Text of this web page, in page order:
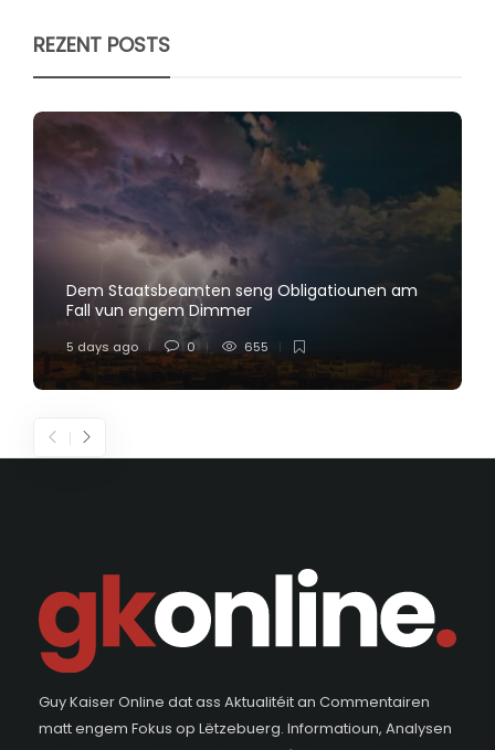
REZENT POSTS
Dem Staatsbeamten seng Obligatiounen am
Fall vun engem Dimmer
5 days ago 0 655
Guy Kaiser Online dat ass Aktualitéit an Commentairen
matt engem Fokus op Lëtzebuerg. Informatioun, Analysen